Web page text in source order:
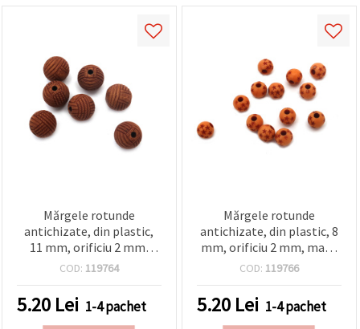
Mărgele rotunde
antichizate, din plastic,
11 mm, orificiu 2 mm,
maro — 50 g (~50 buc.)
COD: 119764
5.20 Lei 1-4 pachet
Mărgele rotunde
antichizate, din plastic, 8
mm, orificiu 2 mm, maro
– 50 g (~180 buc.)
COD: 119766
5.20 Lei 1-4 pachet